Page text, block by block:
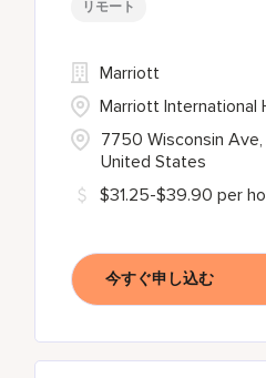
リモート
7750 Wisconsin Ave,
United States
Marriott
Marriott International
$31.25-$39.90 per
今すぐ申し込む